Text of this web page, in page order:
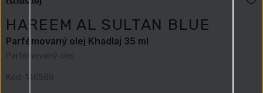
HAREEM AL SULTAN BLUE
Parfémovaný olej Khadlaj 35 ml
Parfémovaný olej
Kód: 146569